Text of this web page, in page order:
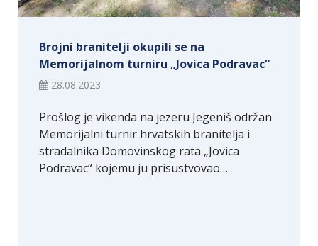
Brojni branitelji okupili se na
Memorijalnom turniru „Jovica Podravac“
28.08.2023.
Prošlog je vikenda na jezeru Jegeniš održan
Memorijalni turnir hrvatskih branitelja i
stradalnika Domovinskog rata „Jovica
Podravac“ kojemu ju prisustvovao…